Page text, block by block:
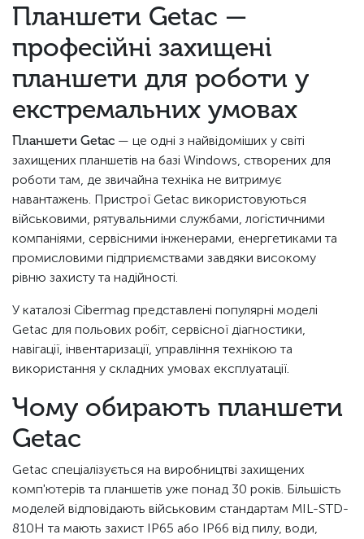
Планшети Getac —
професійні захищені
планшети для роботи у
екстремальних умовах
Планшети Getac — це одні з найвідоміших у світі
захищених планшетів на базі Windows, створених для
роботи там, де звичайна техніка не витримує
навантажень. Пристрої Getac використовуються
військовими, рятувальними службами, логістичними
компаніями, сервісними інженерами, енергетиками та
промисловими підприємствами завдяки високому
рівню захисту та надійності.
У каталозі Cibermag представлені популярні моделі
Getac для польових робіт, сервісної діагностики,
навігації, інвентаризації, управління технікою та
використання у складних умовах експлуатації.
Чому обирають планшети
Getac
Getac спеціалізується на виробництві захищених
комп'ютерів та планшетів уже понад 30 років. Більшість
моделей відповідають військовим стандартам MIL-STD-
810H та мають захист IP65 або IP66 від пилу, води,